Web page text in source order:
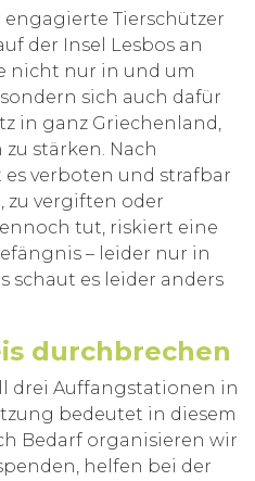
engagierte Tierschützer
der Insel Lesbos an
nicht nur in und um
sich auch dafür
in ganz Griechenland,
stärken. Nach
es verboten und strafbar
zu vergiften oder
tut, riskiert eine
– leider nur in
schaut es leider anders
durchbrechen
drei Auffangstationen in
bedeutet in diesem
Bedarf organisieren wir
helfen bei der